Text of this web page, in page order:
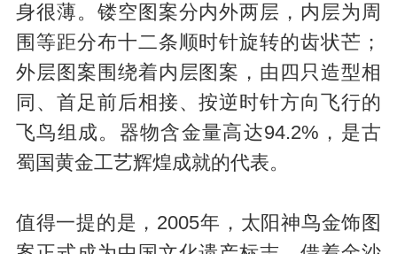
身很薄。镂空图案分内外两层，内层为周
围等距分布十二条顺时针旋转的齿状芒；
外层图案围绕着内层图案，由四只造型相
同、首足前后相接、按逆时针方向飞行的
飞鸟组成。器物含金量高达94.2%，是古
蜀国黄金工艺辉煌成就的代表。
值得一提的是，2005年，太阳神鸟金饰图